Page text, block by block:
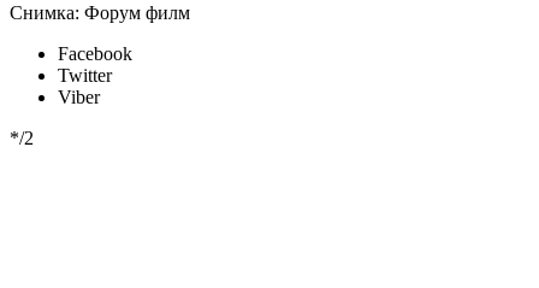
Снимка: Форум филм
Facebook
Twitter
Viber
*/2